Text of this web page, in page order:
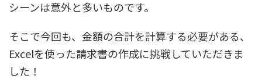
シーンは意外と多いものです。
そこで今回も、金額の合計を計算する必要がある、
Excelを使った請求書の作成に挑戦していただきま
した！